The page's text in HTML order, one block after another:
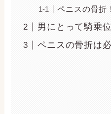
ペニスの骨折
男にとって騎乗
ペニスの骨折は